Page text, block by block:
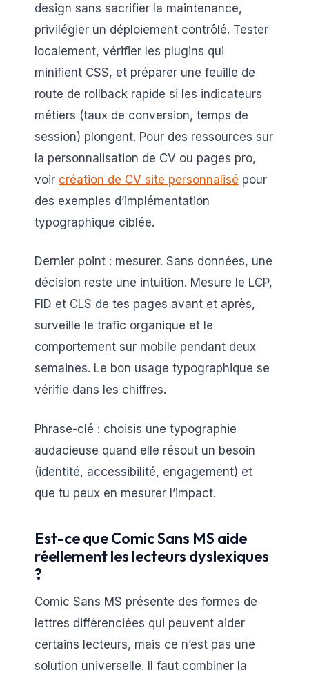
design sans sacrifier la maintenance,
privilégier un déploiement contrôlé. Tester
localement, vérifier les plugins qui
minifient CSS, et préparer une feuille de
route de rollback rapide si les indicateurs
métiers (taux de conversion, temps de
session) plongent. Pour des ressources sur
la personnalisation de CV ou pages pro,
voir création de CV site personnalisé pour
des exemples d’implémentation
typographique ciblée.
Dernier point : mesurer. Sans données, une
décision reste une intuition. Mesure le LCP,
FID et CLS de tes pages avant et après,
surveille le trafic organique et le
comportement sur mobile pendant deux
semaines. Le bon usage typographique se
vérifie dans les chiffres.
Phrase-clé : choisis une typographie
audacieuse quand elle résout un besoin
(identité, accessibilité, engagement) et
que tu peux en mesurer l’impact.
Est-ce que Comic Sans MS aide
réellement les lecteurs dyslexiques
?
Comic Sans MS présente des formes de
lettres différenciées qui peuvent aider
certains lecteurs, mais ce n’est pas une
solution universelle. Il faut combiner la